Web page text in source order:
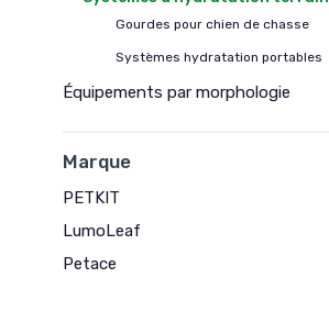
Gourdes pour chien de chasse
Systèmes hydratation portables
Équipements par morphologie
Marque
PETKIT
LumoLeaf
Petace